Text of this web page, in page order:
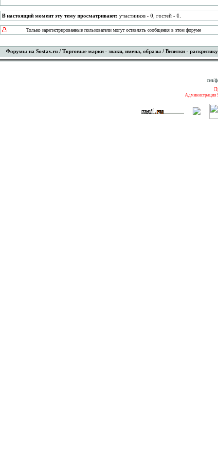
В настоящий момент эту тему просматривают: участников - 0, гостей - 0.
Только зарегистрированные пользователи могут оставлять сообщения в этом форуме
Форумы на Sostav.ru / Торговые марки - знаки, имена, образы / Визитки -
тел/
Администрация